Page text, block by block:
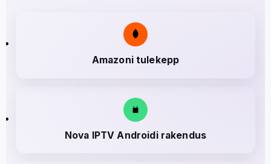
Amazoni tulekepp
Nova IPTV Androidi rakendus